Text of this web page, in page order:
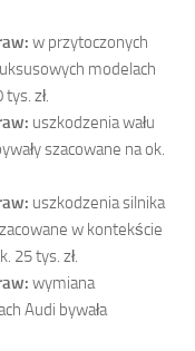
w przytoczonych
modelach
zł.
uszkodzenia wału
szacowane na ok.
uszkodzenia silnika
w kontekście
25 tys. zł.
wymiana
Audi bywała